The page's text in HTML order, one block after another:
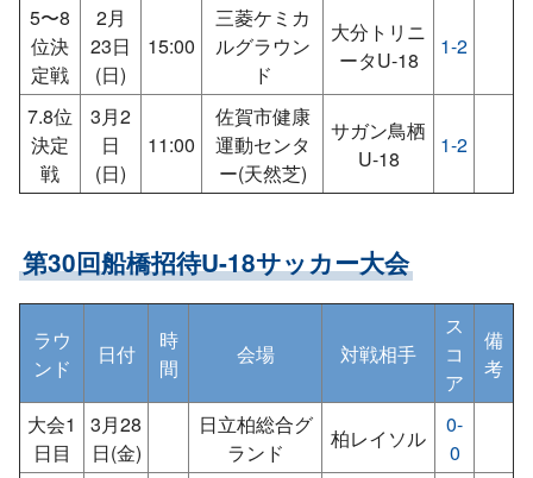
5〜8
位決
定戦
2月
23日
(日)
15:00
三菱ケミカ
ルグラウン
ド
大分トリニ
ータU-18
1-2
7.8位
決定
戦
3月2
日
(日)
11:00
佐賀市健康
運動センタ
ー(天然芝)
サガン鳥栖
U-18
1-2
第30回船橋招待U-18サッカー大会
ラウ
ンド
日付
時
間
会場 対戦相手
ス
コ
ア
備
考
大会1
日目
3月28
日(金)
日立柏総合グ
ランド
柏レイソル
0-
0